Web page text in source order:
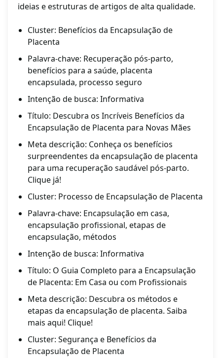
ideias e estruturas de artigos de alta qualidade.
Cluster: Benefícios da Encapsulação de
Placenta
Palavra-chave: Recuperação pós-parto,
benefícios para a saúde, placenta
encapsulada, processo seguro
Intenção de busca: Informativa
Título: Descubra os Incríveis Benefícios da
Encapsulação de Placenta para Novas Mães
Meta descrição: Conheça os benefícios
surpreendentes da encapsulação de placenta
para uma recuperação saudável pós-parto.
Clique já!
Cluster: Processo de Encapsulação de Placenta
Palavra-chave: Encapsulação em casa,
encapsulação profissional, etapas de
encapsulação, métodos
Intenção de busca: Informativa
Título: O Guia Completo para a Encapsulação
de Placenta: Em Casa ou com Profissionais
Meta descrição: Descubra os métodos e
etapas da encapsulação de placenta. Saiba
mais aqui! Clique!
Cluster: Segurança e Benefícios da
Encapsulação de Placenta